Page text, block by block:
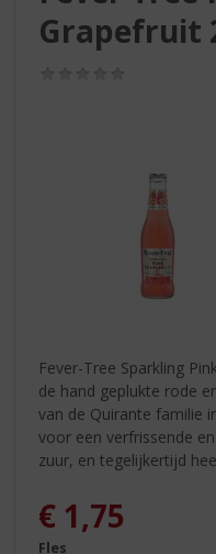
Grapefruit
Fever-Tree Sparkling
de hand geplukte rode
van de Quirante familie
voor een verfrissende
zuur, en tegelijkertijd
€ 1,75
Fles